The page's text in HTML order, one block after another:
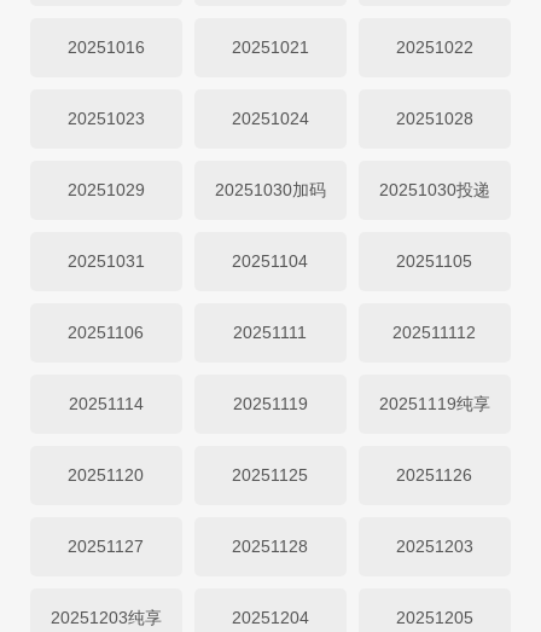
20251016 20251021 20251022
20251023 20251024 20251028
20251029 20251030加码 20251030投递
20251031 20251104 20251105
20251106 20251111 202511112
20251114 20251119 20251119纯享
20251120 20251125 20251126
20251127 20251128 20251203
20251203纯享 20251204 20251205